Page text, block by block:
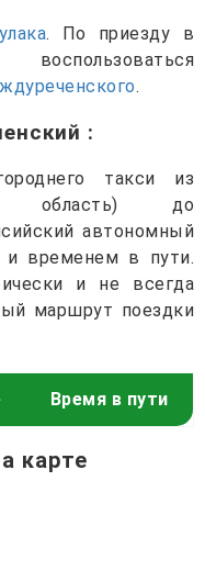
. По приезду в
.
:
такси из
область) до
автономный
и временем в пути.
и не всегда
маршрут поездки
Время в пути
карте